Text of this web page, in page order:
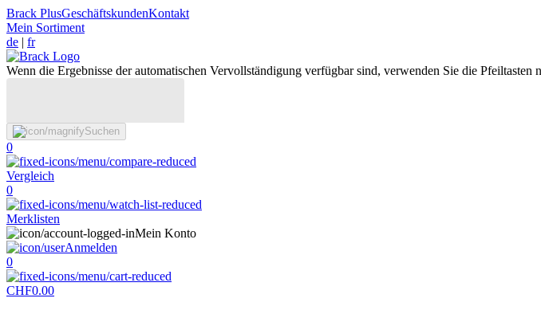
Brack PlusGeschäftskundenKontakt
Mein Sortiment
de | fr
Wenn die Ergebnisse der automatischen Vervollständigung verfügbar sind, verwenden Sie die
Suchen
0
Vergleich
0
Merklisten
Mein Konto
Anmelden
0
CHF0.00